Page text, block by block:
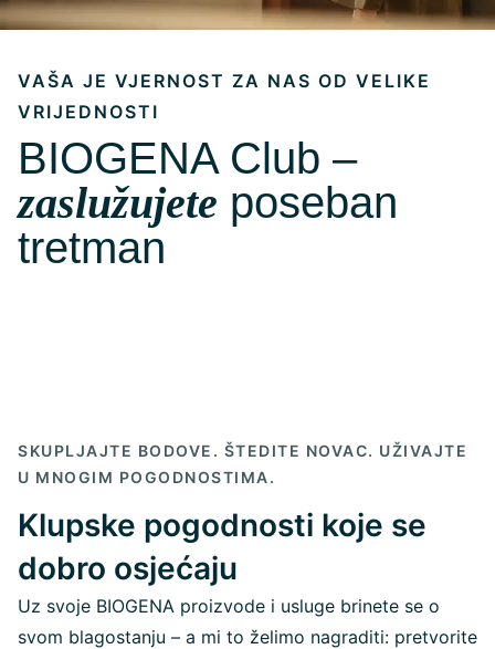
VAŠA JE VJERNOST ZA NAS OD VELIKE
VRIJEDNOSTI
BIOGENA Club –
zaslužujete poseban
tretman
SKUPLJAJTE BODOVE. ŠTEDITE NOVAC. UŽIVAJTE
U MNOGIM POGODNOSTIMA.
Klupske pogodnosti koje se
dobro osjećaju
Uz svoje BIOGENA proizvode i usluge brinete se o
svom blagostanju – a mi to želimo nagraditi: pretvorite